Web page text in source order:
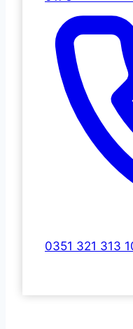
0351 321 313